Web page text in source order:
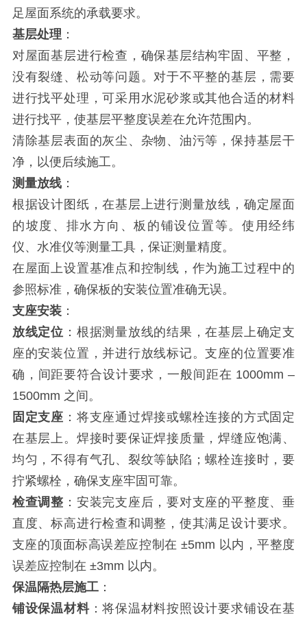
足屋面系统的承载要求。
基层处理 ：
对屋面基层进行检查，确保基层结构牢固、平整，
没有裂缝、松动等问题。对于不平整的基层，需要
进行找平处理，可采用水泥砂浆或其他合适的材料
进行找平，使基层平整度误差在允许范围内。
清除基层表面的灰尘、杂物、油污等，保持基层干
净，以便后续施工。
测量放线：
根据设计图纸，在基层上进行测量放线，确定屋面
的坡度、排水方向、板的铺设位置等。使用经纬
仪、水准仪等测量工具，保证测量精度。
在屋面上设置基准点和控制线，作为施工过程中的
参照标准，确保板的安装位置准确无误。
支座安装：
放线定位 ：根据测量放线的结果，在基层上确定支
座的安装位置，并进行放线标记。支座的位置要准
确，间距要符合设计要求，一般间距在 1000mm –
1500mm 之间。
固定支座 ：将支座通过焊接或螺栓连接的方式固定
在基层上。焊接时要保证焊接质量，焊缝应饱满、
均匀，不得有气孔、裂纹等缺陷；螺栓连接时，要
拧紧螺栓，确保支座牢固可靠。
检查调整 ：安装完支座后，要对支座的平整度、垂
直度、标高进行检查和调整，使其满足设计要求。
支座的顶面标高误差应控制在 ±5mm 以内，平整度
误差应控制在 ±3mm 以内。
保温隔热层施工：
铺设保温材料：将保温材料按照设计要求铺设在基